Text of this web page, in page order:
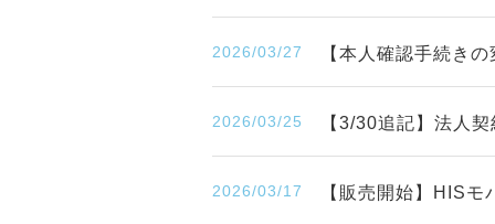
2026/03/27 【本人確認手続き
2026/03/25 【3/30追記】法人
2026/03/17 【販売開始】HIS